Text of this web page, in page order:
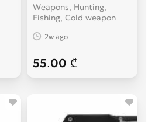
Weapons, Hunting,
Fishing, Cold weapon
2w ago
55.00 ₾